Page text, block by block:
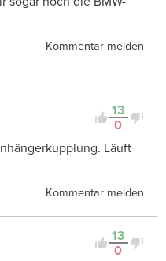
Kommentar melden
13
0
Läuft
Kommentar melden
13
0